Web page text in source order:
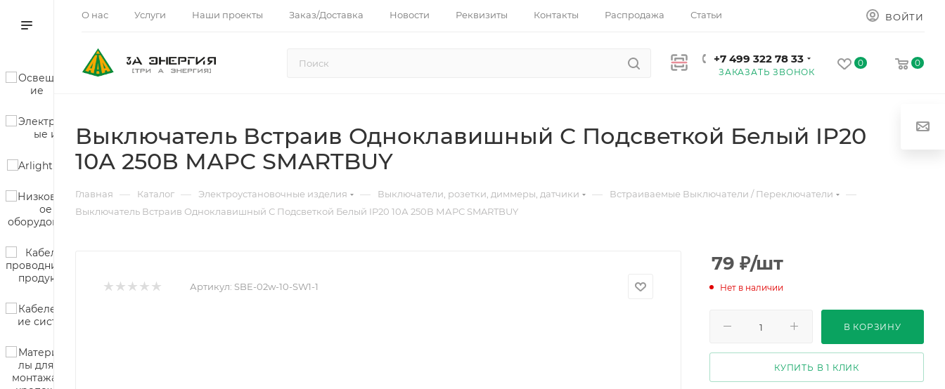
О нас Услуги Наши проекты Заказ/Доставка Новости Реквизиты Контакты Распродажа Статьи ВОЙТИ
+7 499 322 78 33
ЗАКАЗАТЬ ЗВОНОК
0 0
Выключатель Встраив Одноклавишный С Подсветкой Белый IP20
10А 250В МАРС SMARTBUY
Главная — Каталог — Электроустановочные изделия — Выключатели, розетки, диммеры, датчики — Встраиваемые Выключатели / Переключатели —
Выключатель Встраив Одноклавишный С Подсветкой Белый IP20 10А 250В МАРС SMARTBUY
Артикул: SBE-02w-10-SW1-1
79 ₽/шт
Нет в наличии
В КОРЗИНУ
КУПИТЬ В 1 КЛИК